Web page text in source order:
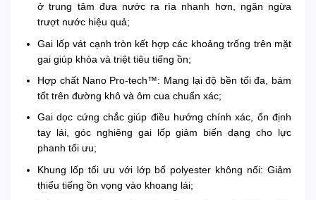
ở trung tâm đưa nước ra rìa nhanh hơn, ngăn ngừa
trượt nước hiệu quả;
Gai lốp vát cạnh tròn kết hợp các khoảng trống trên mặt
gai giúp khóa và triệt tiêu tiếng ồn;
Hợp chất Nano Pro-tech™: Mang lại độ bền tối đa, bám
tốt trên đường khô và ôm cua chuẩn xác;
Gai dọc cứng chắc giúp điều hướng chính xác, ổn định
tay lái, góc nghiêng gai lốp giảm biến dạng cho lực
phanh tối ưu;
Khung lốp tối ưu với lớp bố polyester không nối: Giảm
thiểu tiếng ồn vọng vào khoang lái;